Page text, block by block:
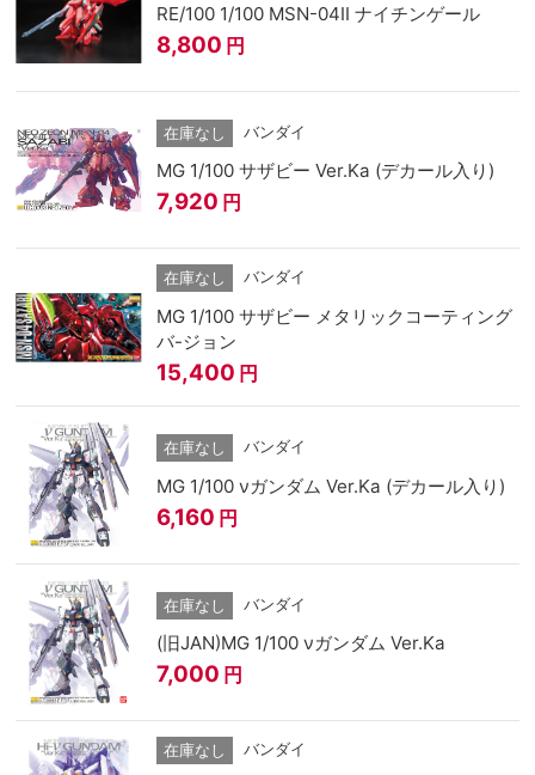
RE/100 1/100 MSN-04II ナイチンゲール
8,800 円
在庫なし バンダイ
MG 1/100 サザビー Ver.Ka (デカール入り)
7,920 円
在庫なし バンダイ
MG 1/100 サザビー メタリックコーティング
バ-ジョン
15,400 円
在庫なし バンダイ
MG 1/100 νガンダム Ver.Ka (デカール入り)
6,160 円
在庫なし バンダイ
(旧JAN)MG 1/100 νガンダム Ver.Ka
7,000 円
在庫なし バンダイ